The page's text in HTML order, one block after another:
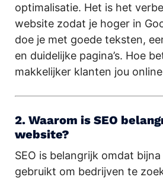
optimalisatie. Het is het
website zodat je hoger in
doe je met goede teksten,
en duidelijke pagina’s. Hoe
makkelijker klanten jou
2. Waarom is SEO
website?
SEO is belangrijk omdat
gebruikt om bedrijven te